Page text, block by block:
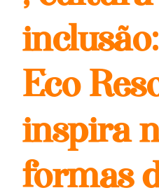
Eco
inspira
formas